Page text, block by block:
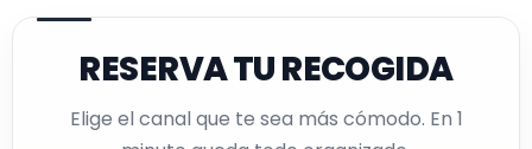
RESERVA TU RECOGIDA
Elige el canal que te sea más cómodo. En 1